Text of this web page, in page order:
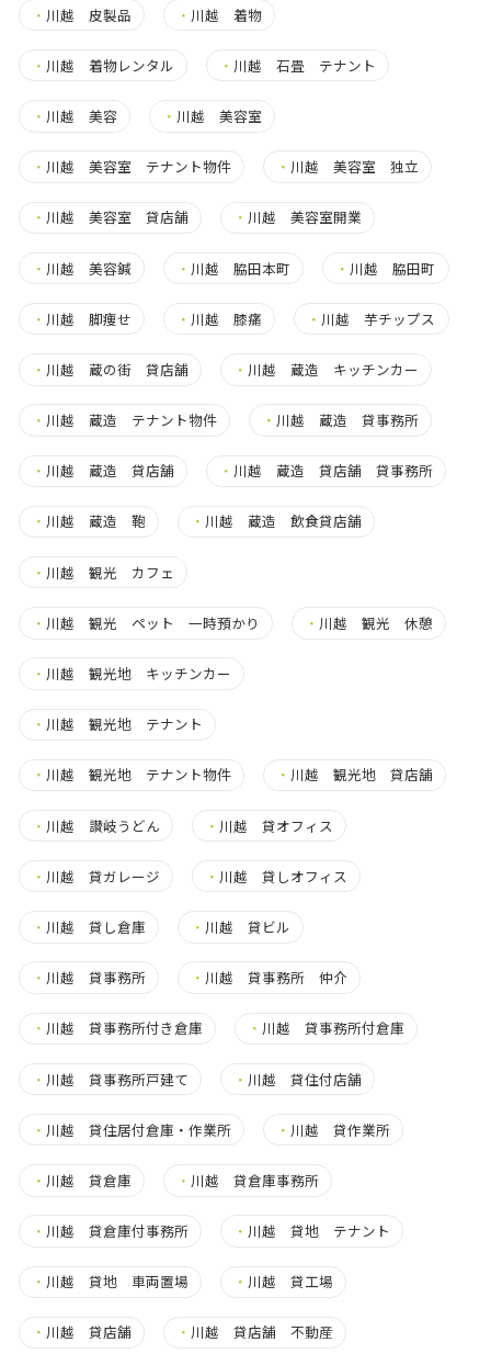
・ 川越 皮製品 ・ 川越 着物
・ 川越 着物レンタル ・ 川越 石畳 テナント
・ 川越 美容 ・ 川越 美容室
・ 川越 美容室 テナント物件 ・ 川越 美容室 独立
・ 川越 美容室 貸店舗 ・ 川越 美容室開業
・ 川越 美容鍼 ・ 川越 脇田本町 ・ 川越 脇田町
・ 川越 脚痩せ ・ 川越 膝痛 ・ 川越 芋チップス
・ 川越 蔵の街 貸店舗 ・ 川越 蔵造 キッチンカー
・ 川越 蔵造 テナント物件 ・ 川越 蔵造 貸事務所
・ 川越 蔵造 貸店舗 ・ 川越 蔵造 貸店舗 貸事務所
・ 川越 蔵造 鞄 ・ 川越 蔵造 飲食貸店舗
・ 川越 観光 カフェ
・ 川越 観光 ペット 一時預かり ・ 川越 観光 休憩
・ 川越 観光地 キッチンカー
・ 川越 観光地 テナント
・ 川越 観光地 テナント物件 ・ 川越 観光地 貸店舗
・ 川越 讃岐うどん ・ 川越 貸オフィス
・ 川越 貸ガレージ ・ 川越 貸しオフィス
・ 川越 貸し倉庫 ・ 川越 貸ビル
・ 川越 貸事務所 ・ 川越 貸事務所 仲介
・ 川越 貸事務所付き倉庫 ・ 川越 貸事務所付倉庫
・ 川越 貸事務所戸建て ・ 川越 貸住付店舗
・ 川越 貸住居付倉庫・作業所 ・ 川越 貸作業所
・ 川越 貸倉庫 ・ 川越 貸倉庫事務所
・ 川越 貸倉庫付事務所 ・ 川越 貸地 テナント
・ 川越 貸地 車両置場 ・ 川越 貸工場
・ 川越 貸店舗 ・ 川越 貸店舗 不動産